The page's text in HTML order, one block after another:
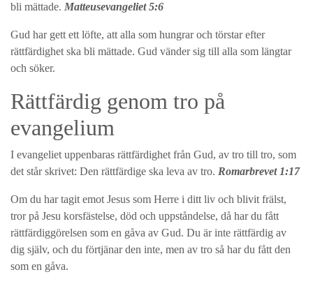
bli mättade. Matteusevangeliet 5:6
Gud har gett ett löfte, att alla som hungrar och törstar efter
rättfärdighet ska bli mättade. Gud vänder sig till alla som längtar
och söker.
Rättfärdig genom tro på
evangelium
I evangeliet uppenbaras rättfärdighet från Gud, av tro till tro, som
det står skrivet: Den rättfärdige ska leva av tro. Romarbrevet 1:17
Om du har tagit emot Jesus som Herre i ditt liv och blivit frälst,
tror på Jesu korsfästelse, död och uppståndelse, då har du fått
rättfärdiggörelsen som en gåva av Gud. Du är inte rättfärdig av
dig själv, och du förtjänar den inte, men av tro så har du fått den
som en gåva.